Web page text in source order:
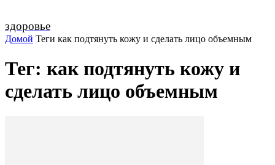
здоровье
Домой Теги как подтянуть кожу и сделать лицо объемным
Тег: как подтянуть кожу и
сделать лицо объемным